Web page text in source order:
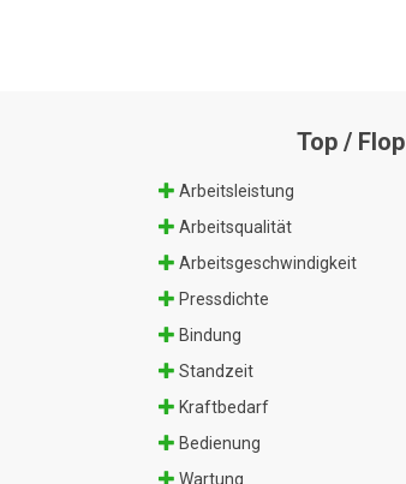
Top / Flop
Arbeitsleistung
Arbeitsqualität
Arbeitsgeschwindigkeit
Pressdichte
Bindung
Standzeit
Kraftbedarf
Bedienung
Wartung